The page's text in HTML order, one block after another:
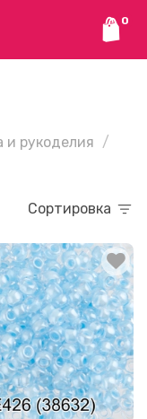
0
и рукоделия
Сортировка